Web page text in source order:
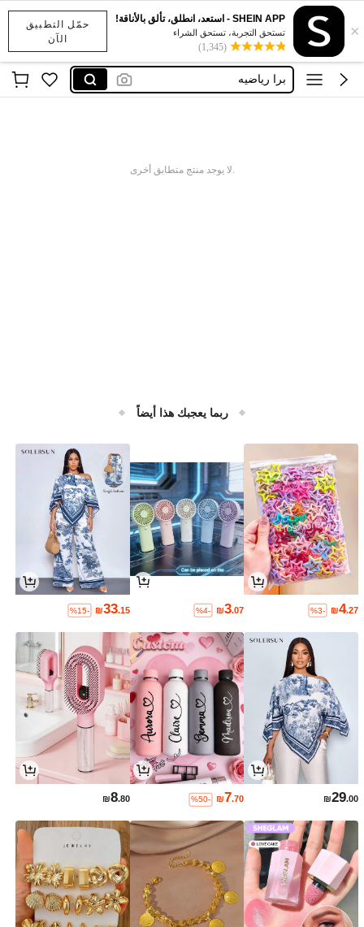
حمّل التطبيق
الآن
×
SHEIN APP - استعد، انطلق، تألق بالأناقة!
تستحق التجربة، تستحق الشراء
(1,345)
مشد حراري
glowmode
برا رياضيه
.لا يوجد منتج متطابق أخرى
ربما يعجبك هذا أيضاً
₪4.27
%3-
₪3.07
%4-
₪33.15
%15-
₪29.00
₪7.70
%50-
₪8.80